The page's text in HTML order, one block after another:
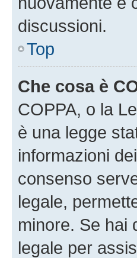
discussioni.
Top
Che cosa è
COPPA, o la
è una legge
informazioni
consenso
legale,
minore. Se hai
legale per